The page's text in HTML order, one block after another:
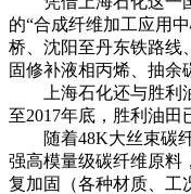
的“合成纤维加工应用
桥、沈阳至丹东铁路线
固修补液相丙烯、抽余
上海石化还与胜利油
至2017年底，胜利油田
随着48K大丝束碳纤
强高模量级碳纤维原料
复加固（各种材质、工